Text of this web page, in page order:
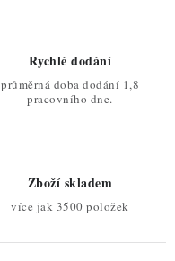
Rychlé dodání
průměrná doba dodání 1,8
pracovního dne.
Zboží skladem
více jak 3500 položek